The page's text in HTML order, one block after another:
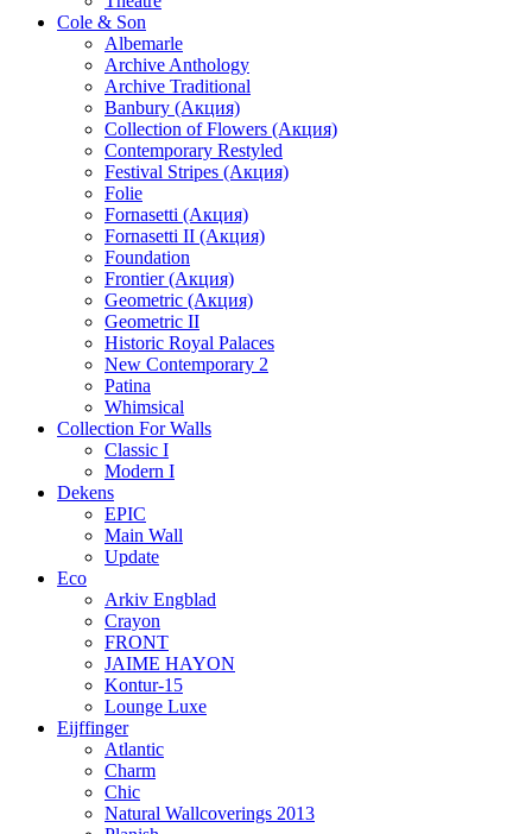
Cole & Son
Albemarle
Archive Anthology
Archive Traditional
Banbury (Акция)
Collection of Flowers (Акция)
Contemporary Restyled
Festival Stripes (Акция)
Folie
Fornasetti (Акция)
Fornasetti II (Акция)
Foundation
Frontier (Акция)
Geometric (Акция)
Geometric II
Historic Royal Palaces
New Contemporary 2
Patina
Whimsical
Collection For Walls
Classic I
Modern I
Dekens
EPIC
Main Wall
Update
Eco
Arkiv Engblad
Crayon
FRONT
JAIME HAYON
Kontur-15
Lounge Luxe
Eijffinger
Atlantic
Charm
Chic
Natural Wallcoverings 2013